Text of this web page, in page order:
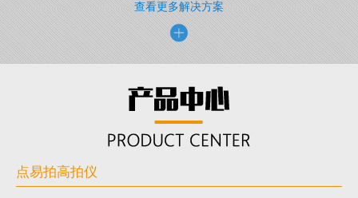
查看更多解决方案
点易拍高拍仪